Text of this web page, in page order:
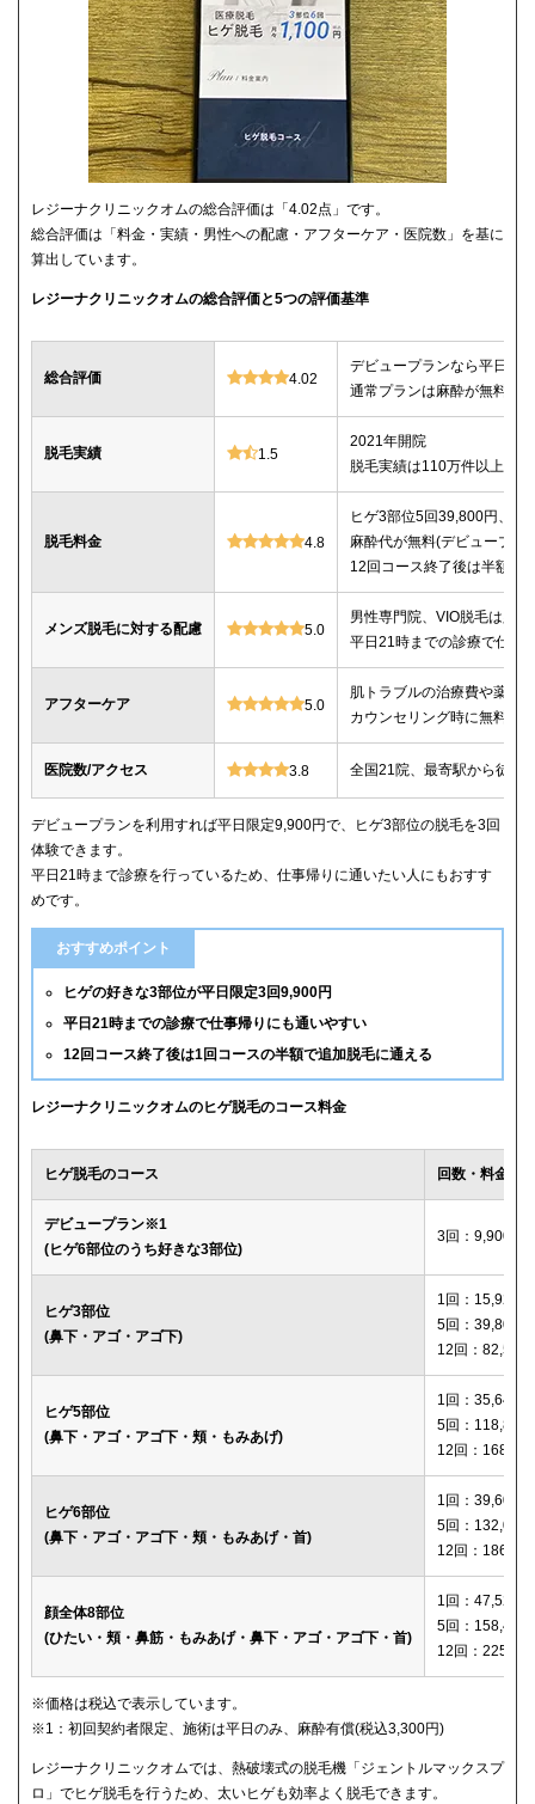
レジーナクリニックオムの総合評価は「4.02点」です。
総合評価は「料金・実績・男性への配慮・アフターケア・医院数」を基に
算出しています。
レジーナクリニックオムの総合評価と5つの評価基準
総合評価 4.02
デビュープランなら平日限
通常プランは麻酔が無料、
脱毛実績 1.5
2021年開院
脱毛実績は110万件以上
脱毛料金 4.8
ヒゲ3部位5回39,800円、ヒ
麻酔代が無料(デビュープラ
12回コース終了後は半額で
メンズ脱毛に対する配慮 5.0
男性専門院、VIO脱毛は必
平日21時までの診療で仕事
アフターケア 5.0
肌トラブルの治療費や薬代
カウンセリング時に無料で
医院数/アクセス 3.8 全国21院、最寄駅から徒歩
デビュープランを利用すれば平日限定9,900円で、ヒゲ3部位の脱毛を3回
体験できます。
平日21時まで診療を行っているため、仕事帰りに通いたい人にもおすす
めです。
おすすめポイント
ヒゲの好きな3部位が平日限定3回9,900円
平日21時までの診療で仕事帰りにも通いやすい
12回コース終了後は1回コースの半額で追加脱毛に通える
レジーナクリニックオムのヒゲ脱毛のコース料金
ヒゲ脱毛のコース 回数・料金
デビュープラン※1
(ヒゲ6部位のうち好きな3部位)
3回：9,900円
ヒゲ3部位
(鼻下・アゴ・アゴ下)
1回：15,920円
5回：39,800円
12回：82,560
ヒゲ5部位
(鼻下・アゴ・アゴ下・頬・もみあげ)
1回：35,640円
5回：118,800
12回：
ヒゲ6部位
(鼻下・アゴ・アゴ下・頬・もみあげ・首)
1回：39,600円
5回：132,000
12回：
顔全体8部位
(ひたい・頬・鼻筋・もみあげ・鼻下・アゴ・アゴ下・首)
1回：47,520円
5回：158,400
12回：
※価格は税込で表示しています。
※1：初回契約者限定、施術は平日のみ、麻酔有償(税込3,300円)
レジーナクリニックオムでは、熱破壊式の脱毛機「ジェントルマックスプ
ロ」でヒゲ脱毛を行うため、太いヒゲも効率よく脱毛できます。